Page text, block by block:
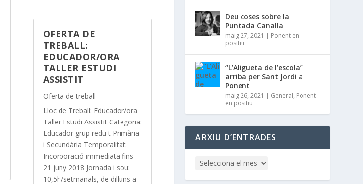
OFERTA DE
TREBALL:
EDUCADOR/ORA
TALLER ESTUDI
ASSISTIT
Oferta de treball
Lloc de Treball: Educador/ora
Taller Estudi Assistit Categoria:
Educador grup reduït Primària
i Secundària Temporalitat:
Incorporació immediata fins
21 juny 2018 Jornada i sou:
10,5h/setmanals, de dilluns a
Deu coses sobre la
Puntada Canalla
maig 27, 2021 | Ponent en
positiu
“L’Aligueta de l’escola”
arriba per Sant Jordi a
Ponent
maig 26, 2021 | General, Ponent
en positiu
ARXIU D’ENTRADES